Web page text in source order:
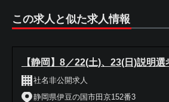
この求人と似た求人情報
【静岡】8／22(土)、23(日)説明
社名非公開求人
静岡県伊豆の国市田京152番3